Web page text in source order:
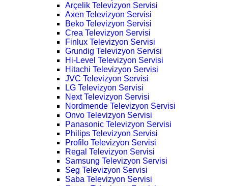
Arçelik Televizyon Servisi
Axen Televizyon Servisi
Beko Televizyon Servisi
Crea Televizyon Servisi
Finlux Televizyon Servisi
Grundig Televizyon Servisi
Hi-Level Televizyon Servisi
Hitachi Televizyon Servisi
JVC Televizyon Servisi
LG Televizyon Servisi
Next Televizyon Servisi
Nordmende Televizyon Servisi
Onvo Televizyon Servisi
Panasonic Televizyon Servisi
Philips Televizyon Servisi
Profilo Televizyon Servisi
Regal Televizyon Servisi
Samsung Televizyon Servisi
Seg Televizyon Servisi
Saba Televizyon Servisi